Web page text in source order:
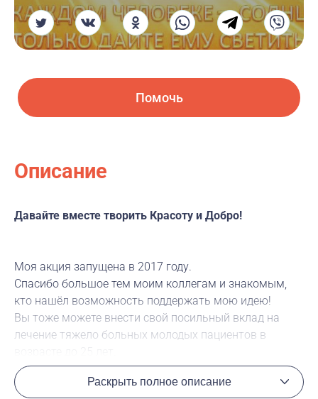
Регистрация
Помочь
Описание
Давайте вместе творить Красоту и Добро!
Моя акция запущена в 2017 году.
Спасибо большое тем моим коллегам и знакомым,
кто нашёл возможность поддержать мою идею!
Вы тоже можете внести свой посильный вклад на
лечение тяжело больных молодых пациентов в
Мир станет ещё добрее, если и Вы присоединитесь!
Раскрыть полное описание